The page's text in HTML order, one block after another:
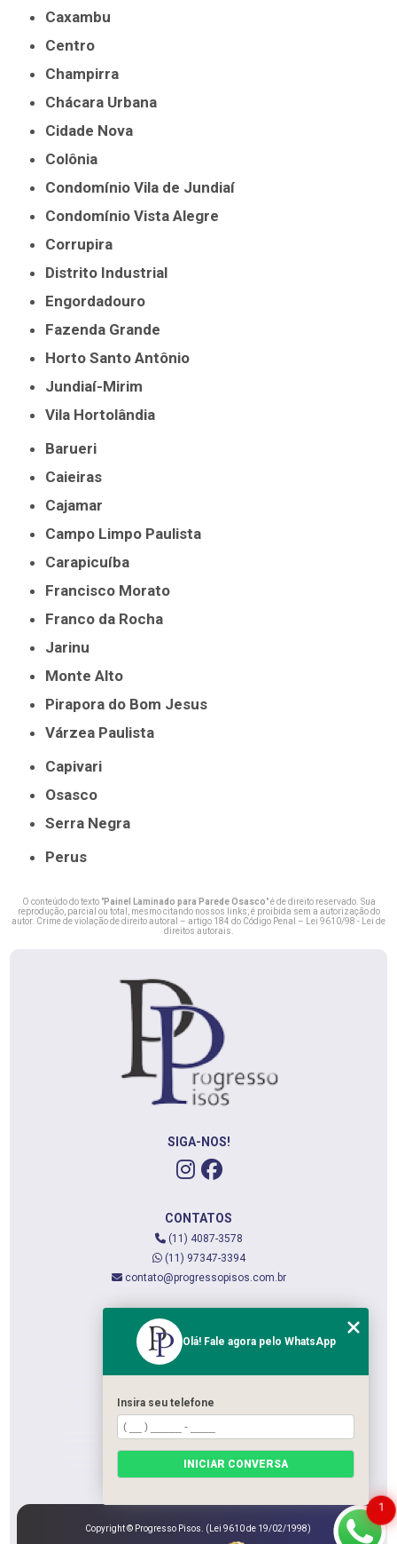
Caxambu
Centro
Champirra
Chácara Urbana
Cidade Nova
Colônia
Condomínio Vila de Jundiaí
Condomínio Vista Alegre
Corrupira
Distrito Industrial
Engordadouro
Fazenda Grande
Horto Santo Antônio
Jundiaí-Mirim
Vila Hortolândia
Barueri
Caieiras
Cajamar
Campo Limpo Paulista
Carapicuíba
Francisco Morato
Franco da Rocha
Jarinu
Monte Alto
Pirapora do Bom Jesus
Várzea Paulista
Capivari
Osasco
Serra Negra
Perus
O conteúdo do texto "Painel Laminado para Parede Osasco" é de direito reservado. Sua
reprodução, parcial ou total, mesmo citando nossos links, é proibida sem a autorização do
autor. Crime de violação de direito autoral – artigo 184 do Código Penal –
Lei 9610/98 - Lei de
direitos autorais
SIGA-NOS!
CONTATOS
(11) 4087-3578
(11) 97347-3394
contato@progressopisos.com.br
QUEM SOMOS
SERVIÇOS
CATEGORIAS
Copyright © Progresso Pisos. (Lei 9610 de 19/02/1998)
1
Olá! Fale agora pelo WhatsApp
Insira seu telefone
INICIAR CONVERSA